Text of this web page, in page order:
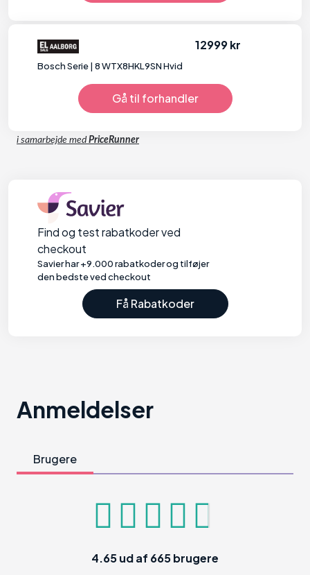
Bosch Serie | 8 WTX8HKL9SN Hvid
12999 kr
Gå til forhandler
i samarbejde med PriceRunner
Find og test rabatkoder ved
checkout
Savier har +9.000 rabatkoder og tilføjer
den bedste ved checkout
Få Rabatkoder
Anmeldelser
Brugere
4.65ud af 665brugere